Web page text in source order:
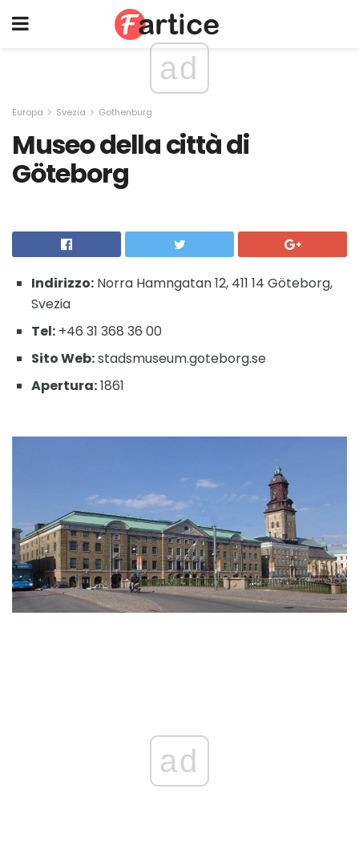
ad
Europa Svezia Gothenburg
Museo della città di
Göteborg
Indirizzo: Norra Hamngatan 12, 411 14 Göteborg,
Svezia
Tel: +46 31 368 36 00
Sito Web:stadsmuseum.goteborg.se
Apertura:1861
ad